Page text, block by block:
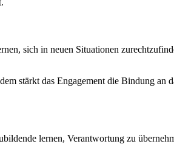
sich in neuen Situationen
stärkt das Engagement die Bindung an
lernen, Verantwortung zu